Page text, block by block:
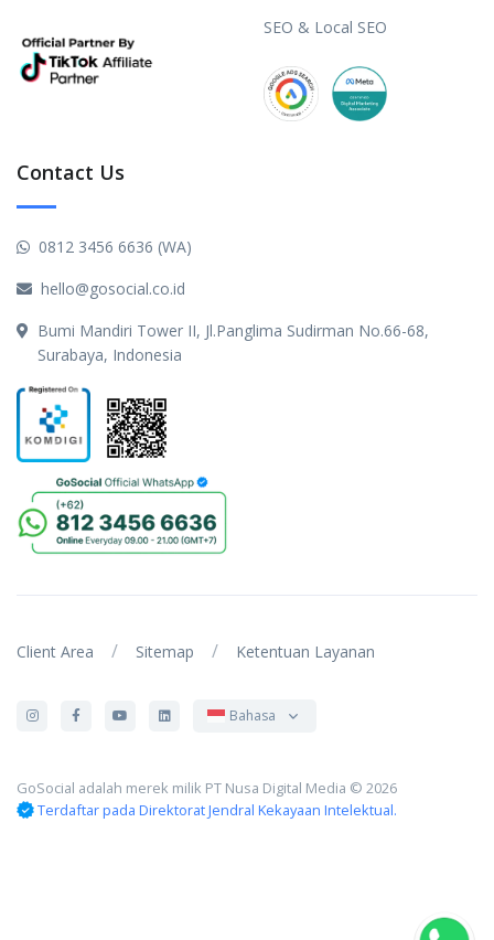
SEO & Local SEO
Contact Us
0812 3456 6636 (WA)
hello@gosocial.co.id
Bumi Mandiri Tower II, Jl.Panglima Sudirman No.66-68,
Surabaya, Indonesia
Client Area / Sitemap / Ketentuan Layanan
Bahasa
GoSocial adalah merek milik PT Nusa Digital Media © 2026
Terdaftar pada Direktorat Jendral Kekayaan Intelektual.